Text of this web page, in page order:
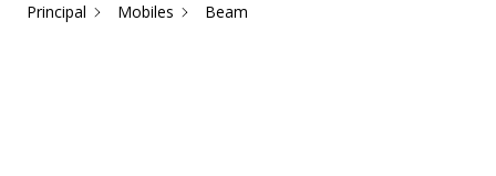
Principal Mobiles Beam